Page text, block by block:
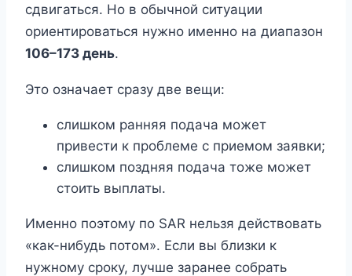
сдвигаться. Но в обычной ситуации
ориентироваться нужно именно на диапазон
106–173 день.
Это означает сразу две вещи:
слишком ранняя подача может
привести к проблеме с приемом заявки;
слишком поздняя подача тоже может
стоить выплаты.
Именно поэтому по SAR нельзя действовать
«как-нибудь потом». Если вы близки к
нужному сроку, лучше заранее собрать